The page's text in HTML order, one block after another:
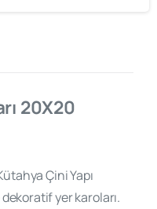
20X20
Çini Yapı
yer karoları.